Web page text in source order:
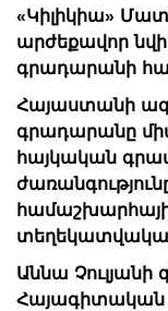
«Կիլիկիա»
արժեքավոր
գրադարանի
Հայաստանի
գրադարանը
հայկական
Աննա Չուլյանի
Հայագիտական